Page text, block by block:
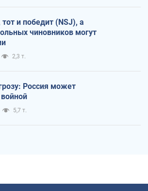
и победит (NSJ), а
чиновников могут
2,3 т.
Россия может
5,7 т.